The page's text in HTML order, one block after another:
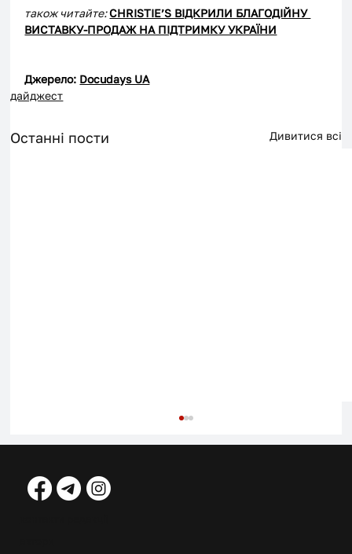
також читайте: CHRISTIE’S ВІДКРИЛИ БЛАГОДІЙНУ
ВИСТАВКУ-ПРОДАЖ НА ПІДТРИМКУ УКРАЇНИ
Джерело: Docudays UA
дайджест
Останні пости Дивитися всі